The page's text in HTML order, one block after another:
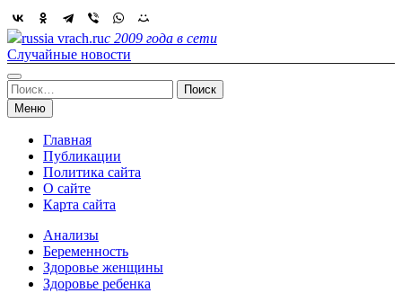
Skip
to
content
russia vrach.ruс 2009 года в сети
Случайные новости
Найти:
Меню
Главная
Публикации
Политика сайта
О сайте
Карта сайта
Анализы
Беременность
Здоровье женщины
Здоровье ребенка